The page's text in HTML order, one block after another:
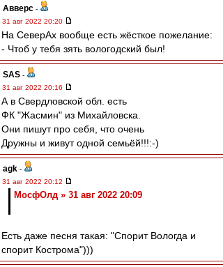
Авверс -
31 авг 2022 20:20
На СеверАх вообще есть жёсткое пожелание:
- Чтоб у тебя зять вологодский был!
SAS -
31 авг 2022 20:16
А в Свердловской обл. есть
ФК "Жасмин" из Михайловска.
Они пишут про себя, что очень
Дружны и живут одной семьёй!!!:-)
agk -
31 авг 2022 20:12
МосфОлд » 31 авг 2022 20:09
Есть даже песня такая: "Спорит Вологда и
спорит Кострома")))